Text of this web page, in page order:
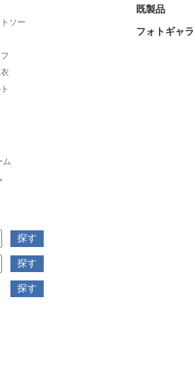
ソー
ム
既製品
フォトギャ